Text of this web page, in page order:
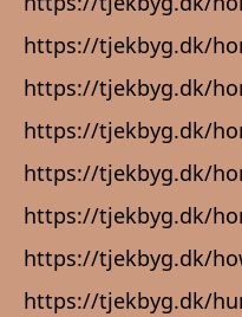
https://tjekbyg.dk/
https://tjekbyg.dk/
https://tjekbyg.dk/
https://tjekbyg.dk/
https://tjekbyg.dk/
https://tjekbyg.dk/
https://tjekbyg.dk/